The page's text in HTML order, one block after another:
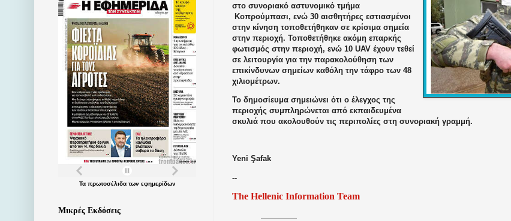
στο συνοριακό αστυνομικό τμήμα
Κοπρούμπασι, ενώ 30 αισθητήρες εστιασμένοι
στην κίνηση τοποθετήθηκαν σε κρίσιμα σημεία
στην περιοχή. Τοποθετήθηκε ακόμη επαρκής
φωτισμός στην περιοχή, ενώ 10 UAV έχουν τεθεί
σε λειτουργία για την παρακολούθηση των
επικίνδυνων σημείων καθόλη την τάφρο των 48
χιλιομέτρων.
Το δημοσίευμα σημειώνει ότι ο έλεγχος της
περιοχής συμπληρώνεται από εκπαιδευμένα
σκυλιά που ακολουθούν τις περιπολίες στη συνοριακή γραμμή.
Yeni Şafak
--
The Hellenic Information Team
Τα πρωτοσέλιδατων εφημερίδων
Μικρές Εκδόσεις